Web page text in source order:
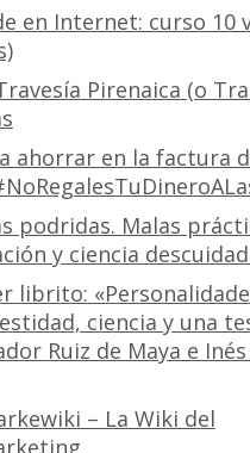
en Internet: curso 10
Pirenaica (o
ahorrar en la factura
podridas. Malas
y ciencia
librito:
ciencia y una
Ruiz de Maya e
– La Wiki del